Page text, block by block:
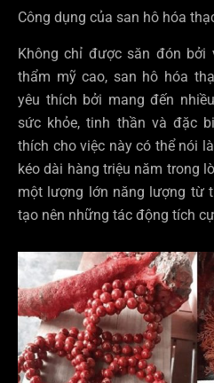
Công dụng của san hô hóa
Không chỉ được săn đón
thẩm mỹ cao, san hô hóa
yêu thích bởi mang đến
sức khỏe, tinh thần và đặc
thích cho việc này có thể nói
kéo dài hàng triệu năm trong
một lượng lớn năng lượng từ
tạo nên những tác động tích